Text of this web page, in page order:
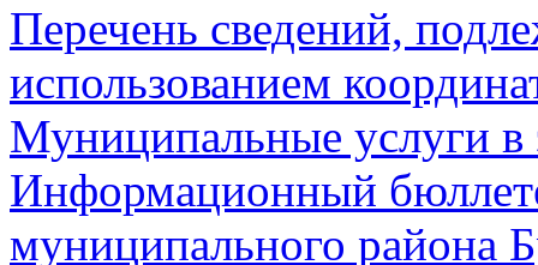
Перечень сведений,
использованием
Муниципальные услуги в
Информационный
муниципального района